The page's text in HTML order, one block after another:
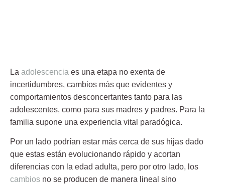
La adolescencia es una etapa no exenta de
incertidumbres, cambios más que evidentes y
comportamientos desconcertantes tanto para las
adolescentes, como para sus madres y padres. Para la
familia supone una experiencia vital paradógica.
Por un lado podrían estar más cerca de sus hijas dado
que estas están evolucionando rápido y acortan
diferencias con la edad adulta, pero por otro lado, los
cambios no se producen de manera lineal sino